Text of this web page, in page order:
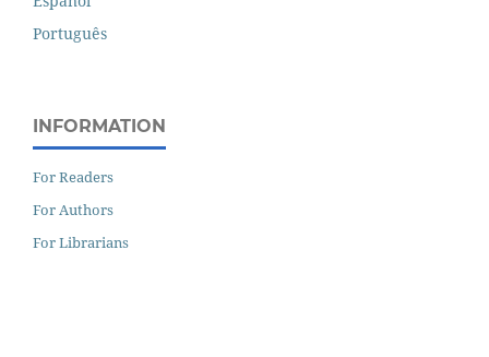
Português
INFORMATION
For Readers
For Authors
For Librarians